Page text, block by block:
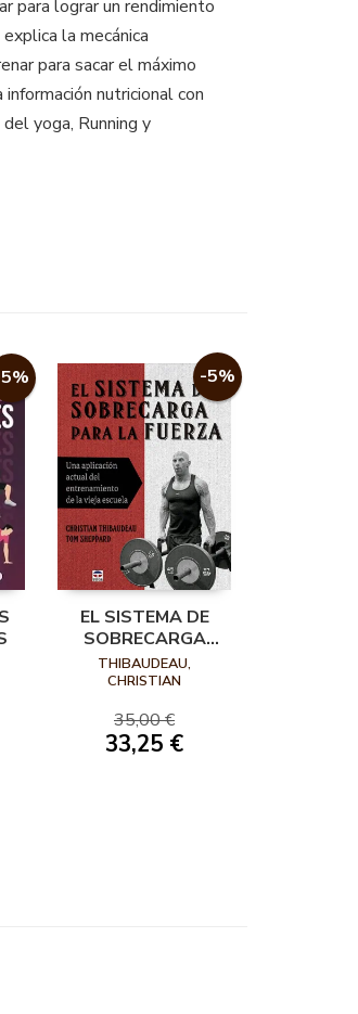
para lograr un rendimiento
la mecánica
para sacar el máximo
nutricional con
yoga, Running y
-5%
EL SISTEMA DE
SOBRECARGA
PARA LA FUERZA
THIBAUDEAU,
CHRISTIAN
35,00 €
33,25 €